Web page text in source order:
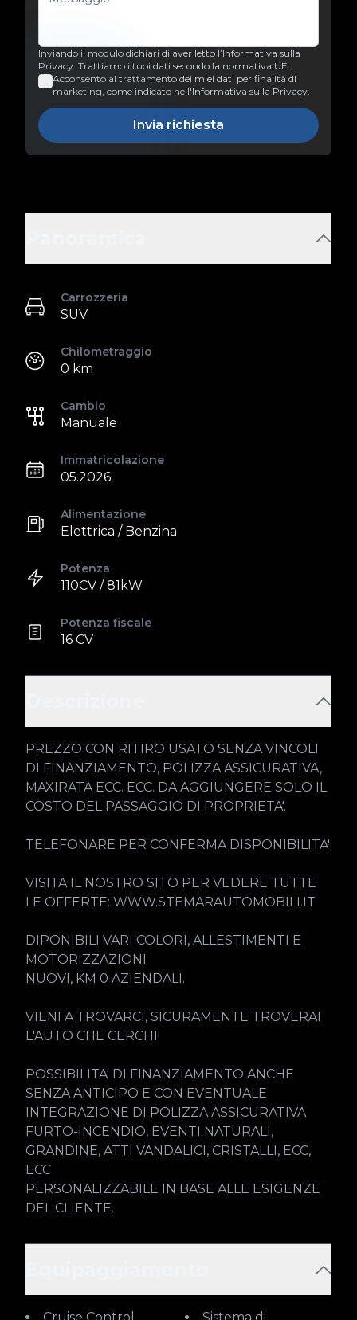
Inviando il modulo dichiari di aver letto l’Informativa sulla
Privacy. Trattiamo i tuoi dati secondo la normativa UE.
Acconsento al trattamento dei miei dati per finalità di
marketing, come indicato nell'Informativa sulla Privacy.
Invia richiesta
Carrozzeria
SUV
Chilometraggio
0 km
Cambio
Manuale
Immatricolazione
05.2026
Alimentazione
Elettrica / Benzina
Potenza
110CV / 81kW
Potenza fiscale
16 CV
PREZZO CON RITIRO USATO SENZA VINCOLI
DI FINANZIAMENTO, POLIZZA ASSICURATIVA,
MAXIRATA ECC. ECC. DA AGGIUNGERE SOLO IL
COSTO DEL PASSAGGIO DI PROPRIETA'.
TELEFONARE PER CONFERMA DISPONIBILITA'
VISITA IL NOSTRO SITO PER VEDERE TUTTE
LE OFFERTE: WWW.STEMARAUTOMOBILI.IT
DIPONIBILI VARI COLORI, ALLESTIMENTI E
MOTORIZZAZIONI
NUOVI, KM 0 AZIENDALI.
VIENI A TROVARCI, SICURAMENTE TROVERAI
L'AUTO CHE CERCHI!
POSSIBILITA' DI FINANZIAMENTO ANCHE
SENZA ANTICIPO E CON EVENTUALE
INTEGRAZIONE DI POLIZZA ASSICURATIVA
FURTO-INCENDIO, EVENTI NATURALI,
GRANDINE, ATTI VANDALICI, CRISTALLI, ECC,
ECC
PERSONALIZZABILE IN BASE ALLE ESIGENZE
DEL CLIENTE.